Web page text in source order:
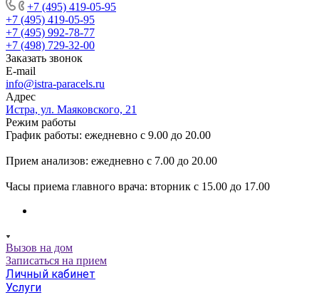
+7 (495) 419-05-95
+7 (495) 419-05-95
+7 (495) 992-78-77
+7 (498) 729-32-00
Заказать звонок
E-mail
info@istra-paracels.ru
Адрес
Истра, ул. Маяковского, 21
Режим работы
График работы: ежедневно с 9.00 до 20.00
Прием анализов: ежедневно с 7.00 до 20.00
Часы приема главного врача: вторник с 15.00 до 17.00
Вызов на дом
Записаться на прием
Личный кабинет
Услуги